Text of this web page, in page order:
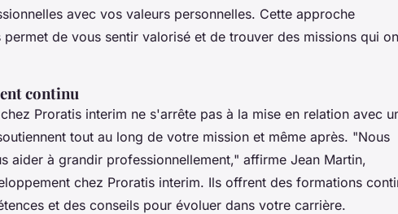
avec vos valeurs personnelles. Cette approche
permet de vous sentir valorisé et de trouver des missions qui
continu
Proratis interim ne s'arrête pas à la mise en relation avec
tout au long de votre mission et même après. "Nous
aider à grandir professionnellement," affirme Jean Martin,
chez Proratis interim. Ils offrent des formations
et des conseils pour évoluer dans votre carrière.